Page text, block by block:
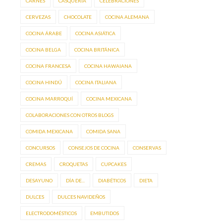
CERVEZAS CHOCOLATE COCINA ALEMANA
COCINA ÁRABE COCINA ASIÁTICA
COCINA BELGA COCINA BRITÁNICA
COCINA FRANCESA COCINA HAWAIANA
COCINA HINDÚ COCINA ITALIANA
COCINA MARROQUÍ COCINA MEXICANA
COLABORACIONES CON OTROS BLOGS
COMIDA MEXICANA COMIDA SANA
CONCURSOS CONSEJOS DE COCINA CONSERVAS
CREMAS CROQUETAS CUPCAKES
DESAYUNO DÍA DE... DIABÉTICOS DIETA
DULCES DULCES NAVIDEÑOS
ELECTRODOMÉSTICOS EMBUTIDOS